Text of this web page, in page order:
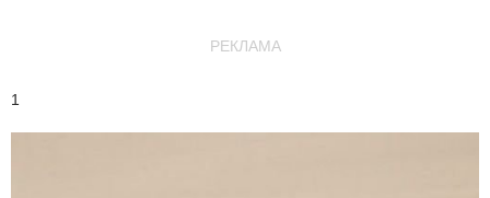
РЕКЛАМА
1